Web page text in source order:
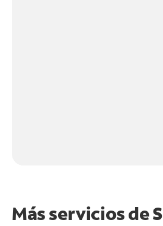
Más servicios de